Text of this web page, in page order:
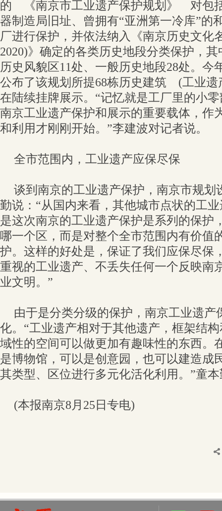
的 《南京市工业遗产保护规划》 对包
器制造局旧址、曾拥有“亚洲第一冷库”的
厂进行保护，并依法纳入《南京历史文化
2020)》确定的各类历史地段分类保护，
历史风貌区11处、一般历史地段28处。今
公布了该规划所提68栋历史建筑 (工业遗
在陆续挂牌展示。“记忆就是工厂里的小
南京工业遗产保护和展示的重要载体，作
和利用才刚刚开始。”李建波对记者说。
全市范围内，工业遗产应保尽保
谈到南京的工业遗产保护，南京市规划
勤说：“从国内来看，其他城市点状的工
是这次南京的工业遗产保护是系列的保护
哪一个区，而是对整个全市范围内有价值
护。这样的好处是，保证了我们应保尽保
重视的工业遗产、不丢失任何一个反映南
业文明。”
由于是分类分级的保护，南京工业遗产
化。“工业遗产相对于其他遗产，框架结
域性的空间可以做更加有趣味性的东西。
是博物馆，可以是创意园，也可以建造成
其类型、区位进行多元化活化利用。”童
(本报南京8月25日专电)